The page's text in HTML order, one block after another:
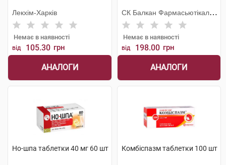
Лекхім-Харків
Немає в наявності
від 105.30 грн
АНАЛОГИ
СК Балкан Фармасьютікалс
СРЛ
Немає в наявності
від 198.00 грн
АНАЛОГИ
Но-шпа таблетки 40 мг 60 шт Комбіспазм таблетки 100 шт